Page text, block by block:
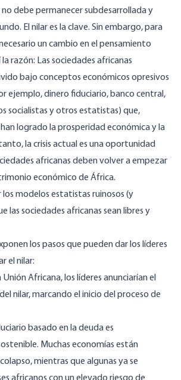
debe permanecer subdesarrollada y
El nilar es la clave. Sin embargo, para
un cambio en el pensamiento
razón: Las sociedades africanas
bajo conceptos económicos opresivos
ejemplo, dinero fiduciario, banco central,
socialistas y otros estatistas) que,
logrado la prosperidad económica y la
la crisis actual es una oportunidad
africanas deben volver a empezar
económico de África.
los modelos estatistas ruinosos (y
las sociedades africanas sean libres y
los pasos que pueden dar los líderes
el nilar:
Unión Africana, los líderes anunciarían el
nilar, marcando el inicio del proceso de
basado en la deuda es
Muchas economías están
mientras que algunas ya se